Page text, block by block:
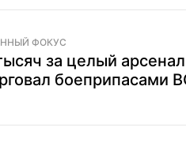
ФОКУС
за целый
боеприпасами